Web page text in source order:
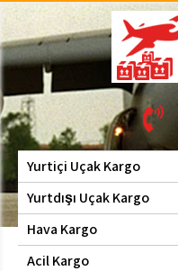
Skip
to
content
Hava
|
Uçak Kargo
Yurtiçi Uçak Kargo
Yurtdışı Uçak Kargo
Hava Kargo
Acil Kargo